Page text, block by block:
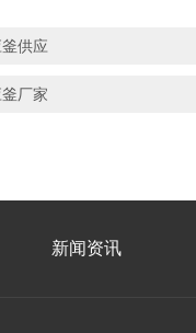
供应
厂家
新闻资讯